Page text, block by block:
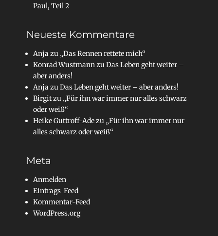
Paul, Teil 2
Neueste Kommentare
Anjazu „Das Rennen rettete mich“
Konrad WustmannzuDas Leben geht weiter –
aber anders!
AnjazuDas Leben geht weiter – aber anders!
Birgitzu „Für ihn war immer nur alles schwarz
oder weiß“
Heike Guttroff-Adezu „Für ihn war immer nur
alles schwarz oder weiß“
Meta
Anmelden
Eintrags-Feed
Kommentar-Feed
WordPress.org